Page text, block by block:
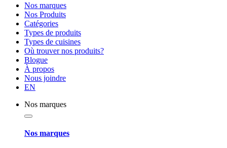
Nos marques
Nos Produits
Catégories
Types de produits
Types de cuisines
Où trouver nos produits?
Blogue
À propos
Nous joindre
EN
Nos marques
Nos marques